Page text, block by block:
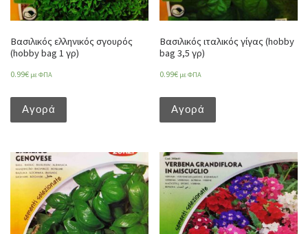
Βασιλικός ελληνικός σγουρός
(hobby bag 1 γρ)
0.99€ με ΦΠΑ
Αγορά
Βασιλικός ιταλικός γίγας (hobby
bag 3,5 γρ)
0.99€ με ΦΠΑ
Αγορά